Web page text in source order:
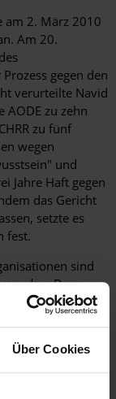
Über Cookies
am 2. März 2010
Am 20.
gegen den
verurteilte Navid
AODE zu zehn
zu fünf
wegen
und
Jahre Haft gegen
das Gericht
setzte es
fest.
sind
Dazu
politischer
of Political
Rights